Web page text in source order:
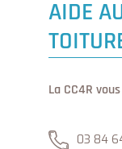
AIDE
La CC4R
03 84